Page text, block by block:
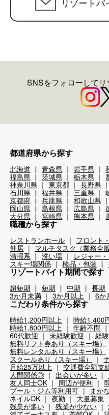
リゾート
SNSをフォローして
都道府県から探す
北海道 青森県 岩手県
福島県
茨城県 栃木県
神奈川県
東京都 長野県
石川県
福井県 三重県
京都府
兵庫県 和歌山県
岡山県
島根県 広島県
大分県
宮崎県 熊本県
職種から探す
レストランホール フロント
仲居
マルチタスク（業務全般
清掃系
洗い場
レジャー
スキー場関係
検品・包装
リゾートバイト期間で探す
超短期 短期 中期 長期
3か月未満
3か月以上 6か
こだわり条件から探す
時給1,200円以上 時給1,400
時給1,800円以上
年齢不問
60代歓迎
未経験歓迎 経
無料リフト券あり（スキー場）
無料レンタルあり（スキー場）
スクールあり（スキー場）
月給25万以上
交通費全額支
人間関係◎
出会いが多い
友人同士OK
周辺が便利
プール・ジム等利用可
まか
ネイルOK
夜勤 大量募集
残業が多い
残業が少ない